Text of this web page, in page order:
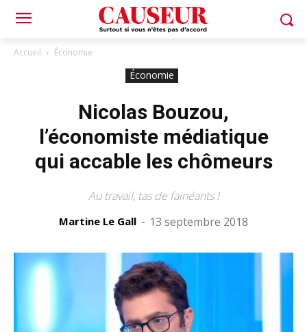
Accueil Économie
Économie
Nicolas Bouzou,
l’économiste médiatique
qui accable les chômeurs
Au travail, tas de fainéants !
Martine Le Gall - 13 septembre 2018